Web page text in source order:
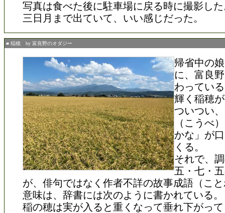
写真は食べた後に駐車場に戻る時に撮影し
三日月まで出ていて、いい感じだった。
■ 稲穂 by 富良野のオダジー
帰省中の
に、富良
わってい
輝く稲穂
ついつい
（こうべ
かな」が
くる。
それで、
五・七・
が、俳句ではなく作者不詳の故事成語（こ
意味は、辞書には次のように書かれている。
稲の穂は実が入ると重くなって垂れ下がっ